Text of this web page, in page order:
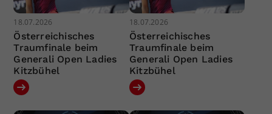
18.07.2026
Österreichisches
Traumfinale beim
Generali Open Ladies
Kitzbühel
18.07.2026
Österreichisches
Traumfinale beim
Generali Open Ladies
Kitzbühel